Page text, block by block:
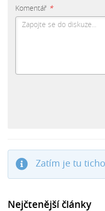
Komentář *
Zatím je tu
Nejčtenější články